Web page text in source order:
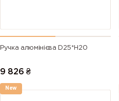
Ручка алюмінієва D25*H20
9 826 ₴
New